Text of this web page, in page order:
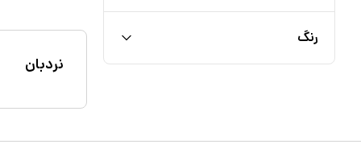
رنگ
نردبان